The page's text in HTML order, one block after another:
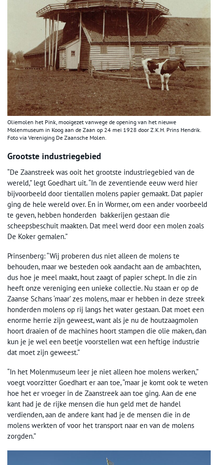
Oliemolen het Pink, mooigezet vanwege de opening van het nieuwe
Molenmuseum in Koog aan de Zaan op 24 mei 1928 door Z.K.H. Prins Hendrik.
Foto via Vereniging De Zaansche Molen.
Grootste industriegebied
“De Zaanstreek was ooit het grootste industriegebied van de
wereld,” legt Goedhart uit. “In de zeventiende eeuw werd hier
bijvoorbeeld door tientallen molens papier gemaakt. Dat papier
ging de hele wereld over. En in Wormer, om een ander voorbeeld
te geven, hebben honderden bakkerijen gestaan die
scheepsbeschuit maakten. Dat meel werd door een molen zoals
De Koker gemalen.”
Prinsenberg: “Wij proberen dus niet alleen de molens te
behouden, maar we besteden ook aandacht aan de ambachten,
dus hoe je meel maakt, hout zaagt of papier schept. In die zin
heeft onze vereniging een unieke collectie. Nu staan er op de
Zaanse Schans ‘maar’ zes molens, maar er hebben in deze streek
honderden molens op rij langs het water gestaan. Dat moet een
enorme herrie zijn geweest, want als je nu de houtzaagmolen
hoort draaien of de machines hoort stampen die olie maken, dan
kun je je wel een beetje voorstellen wat een heftige industrie
dat moet zijn geweest.”
“In het Molenmuseum leer je niet alleen hoe molens werken,”
voegt voorzitter Goedhart er aan toe, “maar je komt ook te weten
hoe het er vroeger in de Zaanstreek aan toe ging. Aan de ene
kant had je de rijke mensen die hun geld met de handel
verdienden, aan de andere kant had je de mensen die in de
molens werkten of voor het transport naar en van de molens
zorgden.”